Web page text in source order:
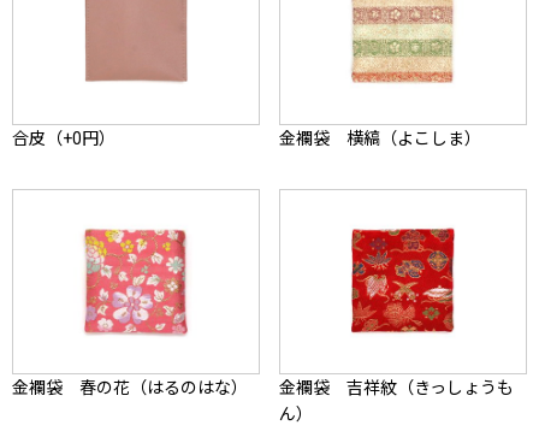
合皮（+0円） 金襴袋 横縞（よこしま）
金襴袋 春の花（はるのはな）
金襴袋 吉祥紋（きっしょうも
ん）